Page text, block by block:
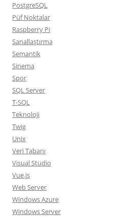
PostgreSQL
Püf Noktalar
Raspberry Pi
Sanallaştırma
Semantik
Sinema
Spor
SQL Server
T-SQL
Teknoloji
Twig
Unix
Veri Tabanı
Visual Studio
Vue.js
Web Server
Windows Azure
Windows Server